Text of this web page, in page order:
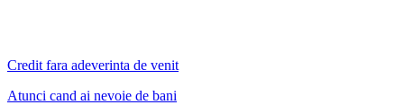
Credit fara adeverinta de venit
Atunci cand ai nevoie de bani